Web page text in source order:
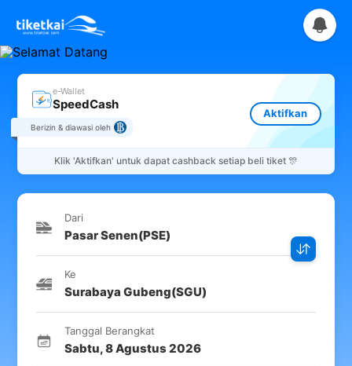
e-Wallet
SpeedCash
Berizin & diawasi oleh
Aktifkan
Klik 'Aktifkan' untuk dapat cashback setiap beli tiket 🎊
Dari
Pasar Senen(PSE)
Ke
Surabaya Gubeng(SGU)
Tanggal Berangkat
Sabtu,8 Agustus 2026